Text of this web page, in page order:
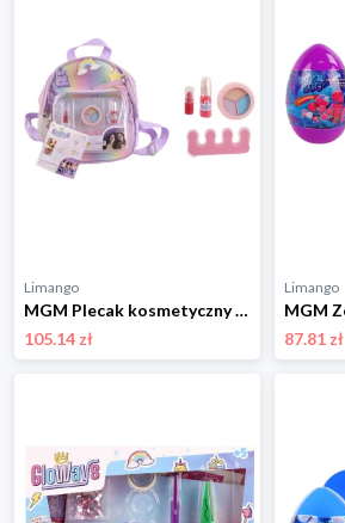
Limango
MGM Plecak kosmetyczny - 5+ rozmiar: onesize
105.14 zł
Limango
87.81 zł